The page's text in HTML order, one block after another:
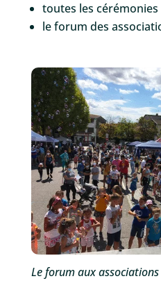
toutes les
le forum des
Le forum aux